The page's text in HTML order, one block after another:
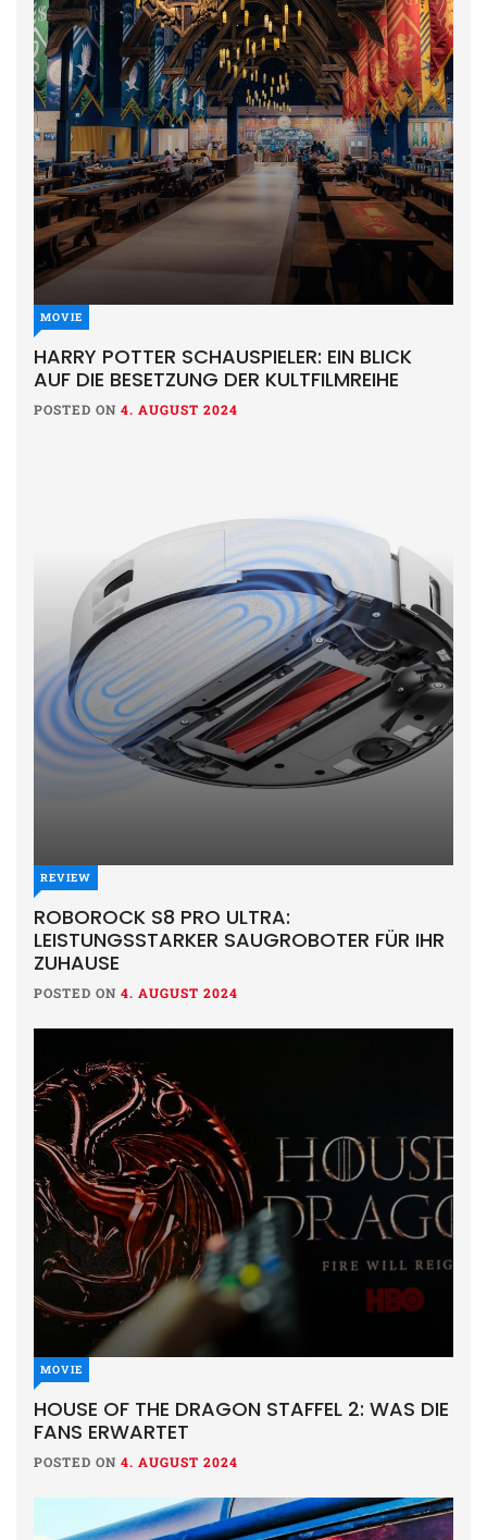
MOVIE
HARRY POTTER SCHAUSPIELER: EIN BLICK
AUF DIE BESETZUNG DER KULTFILMREIHE
POSTED ON 4. AUGUST 2024
REVIEW
ROBOROCK S8 PRO ULTRA:
LEISTUNGSSTARKER SAUGROBOTER FÜR IHR
ZUHAUSE
POSTED ON 4. AUGUST 2024
MOVIE
HOUSE OF THE DRAGON STAFFEL 2: WAS DIE
FANS ERWARTET
POSTED ON 4. AUGUST 2024